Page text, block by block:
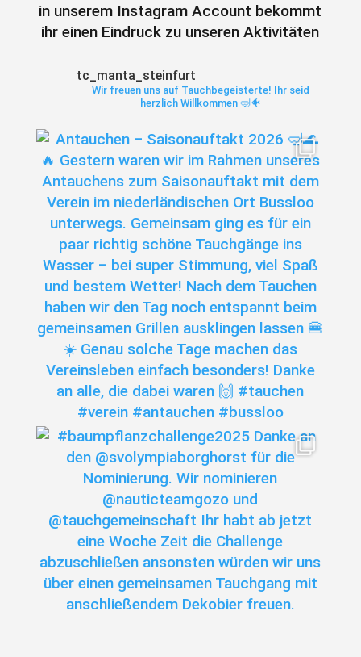
in unserem Instagram Account bekommt
ihr einen Eindruck zu unseren Aktivitäten
tc_manta_steinfurt
Wir freuen uns auf Tauchbegeisterte! Ihr seid
herzlich Willkommen 🤿🐠